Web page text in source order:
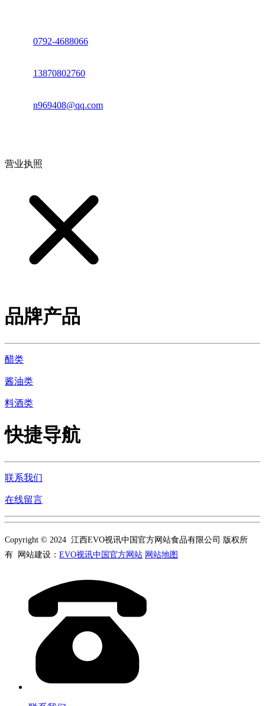
0792-4688066
13870802760
n969408@qq.com
营业执照
品牌产品
醋类
酱油类
料酒类
快捷导航
联系我们
在线留言
Copyright © 2024 江西EVO视讯中国官方网站食品有限公司 版权所
有 网站建设： EVO视讯中国官方网站 网站地图